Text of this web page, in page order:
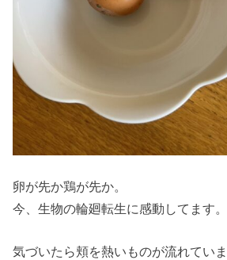
卵が先か鶏が先か。
今、生物の輪廻転生に感動してます。
気づいたら頬を熱いものが流れていま